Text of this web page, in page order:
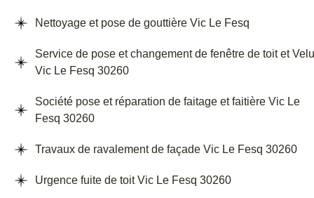
Nettoyage et pose de gouttière Vic Le Fesq
Service de pose et changement de fenêtre de toit et
Vic Le Fesq 30260
Société pose et réparation de faitage et faitière Vic Le
Fesq 30260
Travaux de ravalement de façade Vic Le Fesq 30260
Urgence fuite de toit Vic Le Fesq 30260